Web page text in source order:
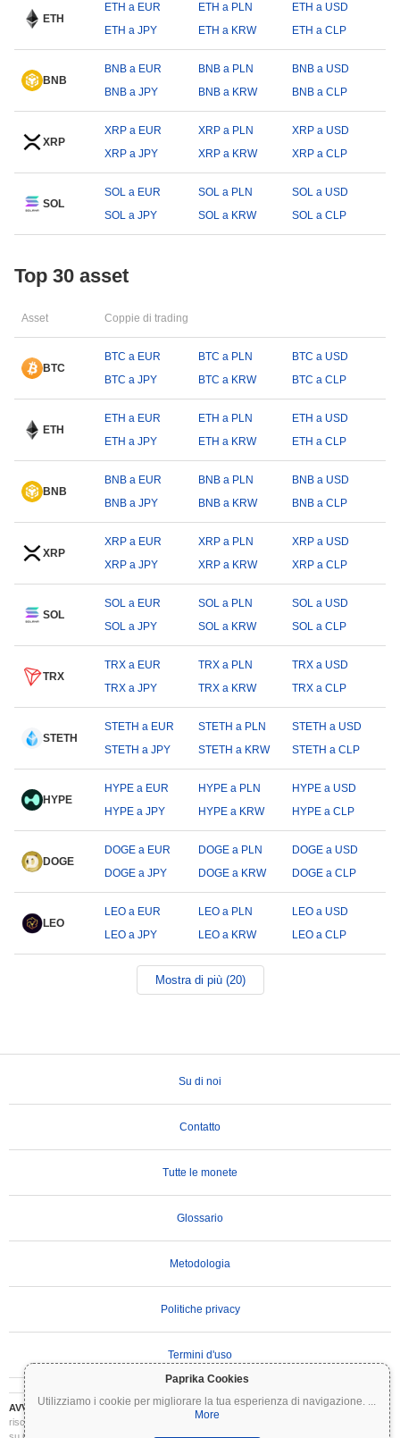
Paprika Cookies
Utilizziamo i cookie per migliorare la tua esperienza di navigazione. ...
More
ETH
ETH a EUR ETH a PLN
ETH a USD
ETH a JPY
ETH a KRW ETH a CLP
BNB
BNB a EUR BNB a PLN
BNB a USD
BNB a JPY
BNB a KRW BNB a CLP
XRP
XRP a EUR XRP a PLN
XRP a USD
XRP a JPY
XRP a KRW XRP a CLP
SOL
SOL a EUR SOL a PLN
SOL a USD
SOL a JPY
SOL a KRW SOL a CLP
Top 30 asset
Asset Coppie di trading
BTC
BTC a EUR BTC a PLN
BTC a USD
BTC a JPY
BTC a KRW BTC a CLP
ETH
ETH a EUR ETH a PLN
ETH a USD
ETH a JPY
ETH a KRW ETH a CLP
BNB
BNB a EUR BNB a PLN
BNB a USD
BNB a JPY
BNB a KRW BNB a CLP
XRP
XRP a EUR XRP a PLN
XRP a USD
XRP a JPY
XRP a KRW XRP a CLP
SOL
SOL a EUR SOL a PLN
SOL a USD
SOL a JPY
SOL a KRW SOL a CLP
TRX
TRX a EUR TRX a PLN
TRX a USD
TRX a JPY
TRX a KRW TRX a CLP
STETH
STETH a EUR STETH a PLN
STETH a USD
STETH a JPY
STETH a KRW STETH a CLP
HYPE
HYPE a EUR HYPE a PLN
HYPE a USD
HYPE a JPY
HYPE a KRW HYPE a CLP
DOGE
DOGE a EUR DOGE a PLN
DOGE a USD
DOGE a JPY
DOGE a KRW DOGE a CLP
LEO
LEO a EUR LEO a PLN
LEO a USD
LEO a JPY
LEO a KRW LEO a CLP
Mostra di più (20)
Su di noi
Contatto
Tutte le monete
Glossario
Metodologia
Politiche privacy
Termini d'uso
AVVERTENZA IMPORTANTE:Le criptovalute sono altamente volatili e comportano
rischi significativi. Potresti perdere parte o tutto il tuo investimento. Tutte le informazioni